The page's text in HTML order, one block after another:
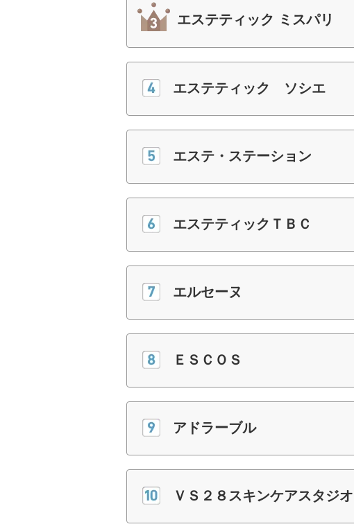
エステティック ミスパリ
エステティック ソシエ
エステ・ステーション
エステティックＴＢＣ
エルセーヌ
ＥＳＣＯＳ
アドラーブル
ＶＳ２８スキンケアスタジオ